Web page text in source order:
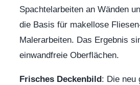
Spachtelarbeiten an Wänden
die Basis für makellose
Malerarbeiten. Das Ergebnis
einwandfreie Oberflächen.
Frisches Deckenbild : Die neu